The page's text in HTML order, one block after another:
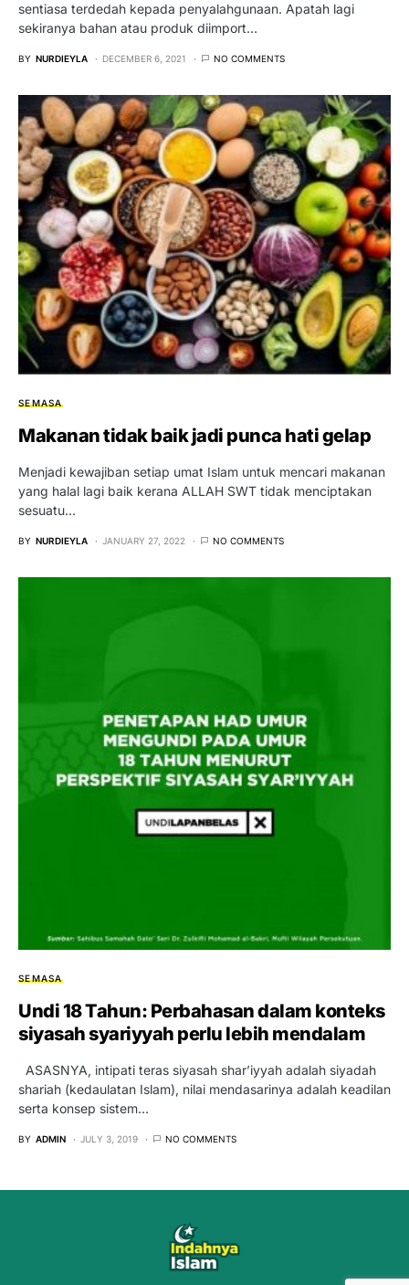
sentiasa terdedah kepada penyalahgunaan. Apatah lagi
sekiranya bahan atau produk diimport…
BY NURDIEYLA DECEMBER 6, 2021 NO COMMENTS
SEMASA
Makanan tidak baik jadi punca hati gelap
Menjadi kewajiban setiap umat Islam untuk mencari makanan
yang halal lagi baik kerana ALLAH SWT tidak menciptakan
sesuatu…
BY NURDIEYLA JANUARY 27, 2022 NO COMMENTS
SEMASA
Undi 18 Tahun: Perbahasan dalam konteks
siyasah syariyyah perlu lebih mendalam
ASASNYA, intipati teras siyasah shar’iyyah adalah siyadah
shariah (kedaulatan Islam), nilai mendasarinya adalah keadilan
serta konsep sistem…
BY ADMIN JULY 3, 2019 NO COMMENTS